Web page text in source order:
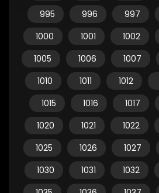
995
996 997
1000
1001 1002
1005
1006 1007
1010
1011 1012
1015
1016 1017
1020
1021 1022
1025
1026 1027
1030
1031 1032